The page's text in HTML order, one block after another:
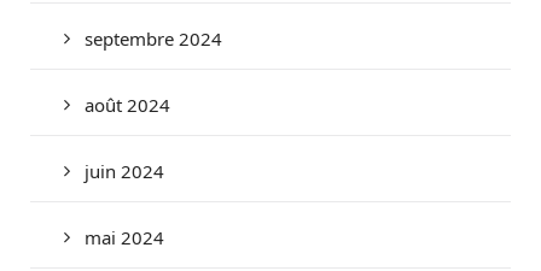
septembre 2024
août 2024
juin 2024
mai 2024